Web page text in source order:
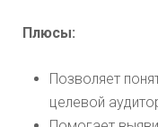
Плюсы:
Позволяет
целевой